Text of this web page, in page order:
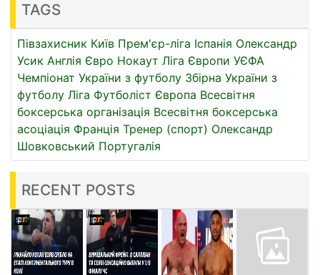
TAGS
Півзахисник Київ Прем'єр-ліга Іспанія Олександр
Усик Англія Євро Нокаут Ліга Європи УЄФА
Чемпіонат України з футболу Збірна України з
футболу Ліга Футболіст Європа Всесвітня
боксерська організація Всесвітня боксерська
асоціація Франція Тренер (спорт) Олександр
Шовковський Португалія
RECENT POSTS